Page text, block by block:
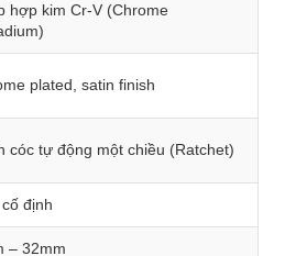
hợp kim Cr-V (Chrome
plated, satin finish
cóc tự động một chiều (Ratchet)
định
– 32mm